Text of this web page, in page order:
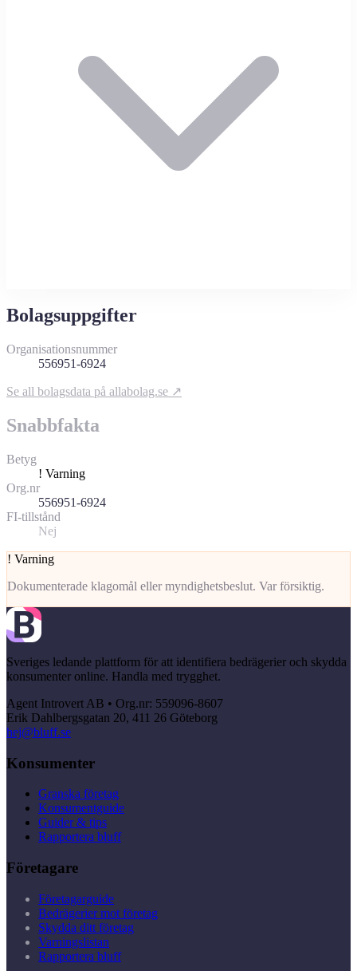
Bolagsuppgifter
Organisationsnummer
556951-6924
Se all bolagsdata på allabolag.se ↗
Snabbfakta
Betyg
! Varning
Org.nr
556951-6924
FI-tillstånd
Nej
! Varning
Dokumenterade klagomål eller myndighetsbeslut. Var försiktig.
Sveriges ledande plattform för att identifiera bedrägerier och skydda
konsumenter online. Handla med trygghet.
Agent Introvert AB • Org.nr: 559096-8607
Erik Dahlbergsgatan 20, 411 26 Göteborg
hej@bluff.se
Konsumenter
Granska företag
Konsumentguide
Guider & tips
Rapportera bluff
Företagare
Företagarguide
Bedrägerier mot företag
Skydda ditt företag
Varningslistan
Rapportera bluff